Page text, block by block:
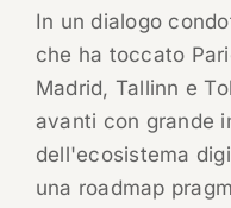
In un dialogo
che ha toccato
Madrid, Tallinn e
avanti con grande
dell'ecosistema
una roadmap